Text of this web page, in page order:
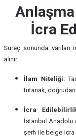
İcra
Süreç sonunda varılan
alınır:
İlam Niteliği:
tutanak,
İcra
İstanbul Anadolu
şerh ile belge